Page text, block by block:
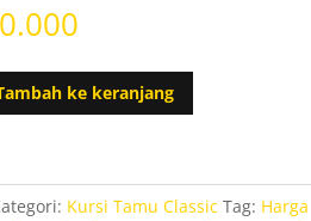
ke keranjang
Kursi Tamu Classic Tag: Harga